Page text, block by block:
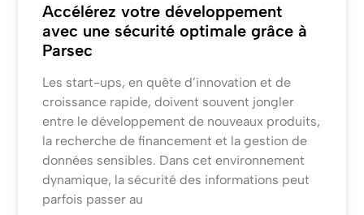
Accélérez votre développement
avec une sécurité optimale grâce à
Parsec
Les start-ups, en quête d’innovation et de
croissance rapide, doivent souvent jongler
entre le développement de nouveaux produits,
la recherche de financement et la gestion de
données sensibles. Dans cet environnement
dynamique, la sécurité des informations peut
parfois passer au